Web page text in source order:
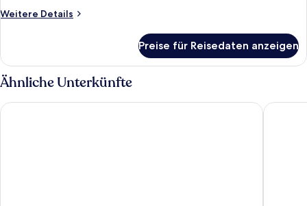
Weitere Details
Weitere
Preise für Reisedaten anzeigen
Ähnliche Unterkünfte
The Ranch at Death Valley – Inside the Park The Inn